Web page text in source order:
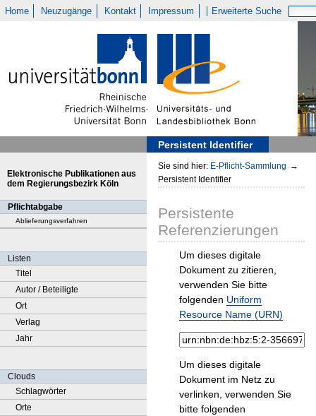
Home Neuzugänge Kontakt Impressum Erweiterte Suche
Persistent Identifier
Elektronische Publikationen aus
dem Regierungsbezirk Köln
Pflichtabgabe
Ablieferungsverfahren
Listen
Titel
Autor / Beteiligte
Ort
Verlag
Jahr
Clouds
Schlagwörter
Orte
Sie sind hier: E-Pflicht-Sammlung →
Persistent Identifier
Persistente
Referenzierungen
Um dieses digitale
Dokument zu zitieren,
verwenden Sie bitte
folgenden Uniform
Resource Name (URN)
Um dieses digitale
Dokument im Netz zu
verlinken, verwenden Sie
bitte folgenden